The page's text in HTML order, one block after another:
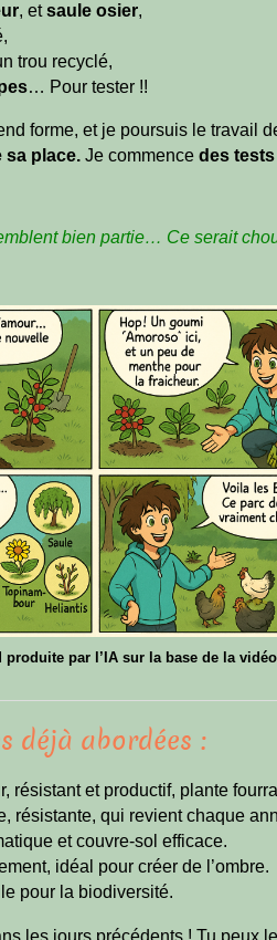
, etsaule osier,
trou recyclé,
… Pour tester !!
forme, et je poursuis le travail
sa place.Je commence des
bien partie… Ce serait
par l’IA sur la base de la
déjà abordées :
résistant et productif, plante
résistante, qui revient chaque
et couvre-sol efficace.
idéal pour créer de l’ombre.
pour la biodiversité.
les jours précédents ! Tu peux